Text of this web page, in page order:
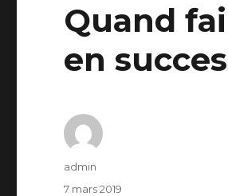
Quand
en
Auteur
admin
Publié
7 mars 2019